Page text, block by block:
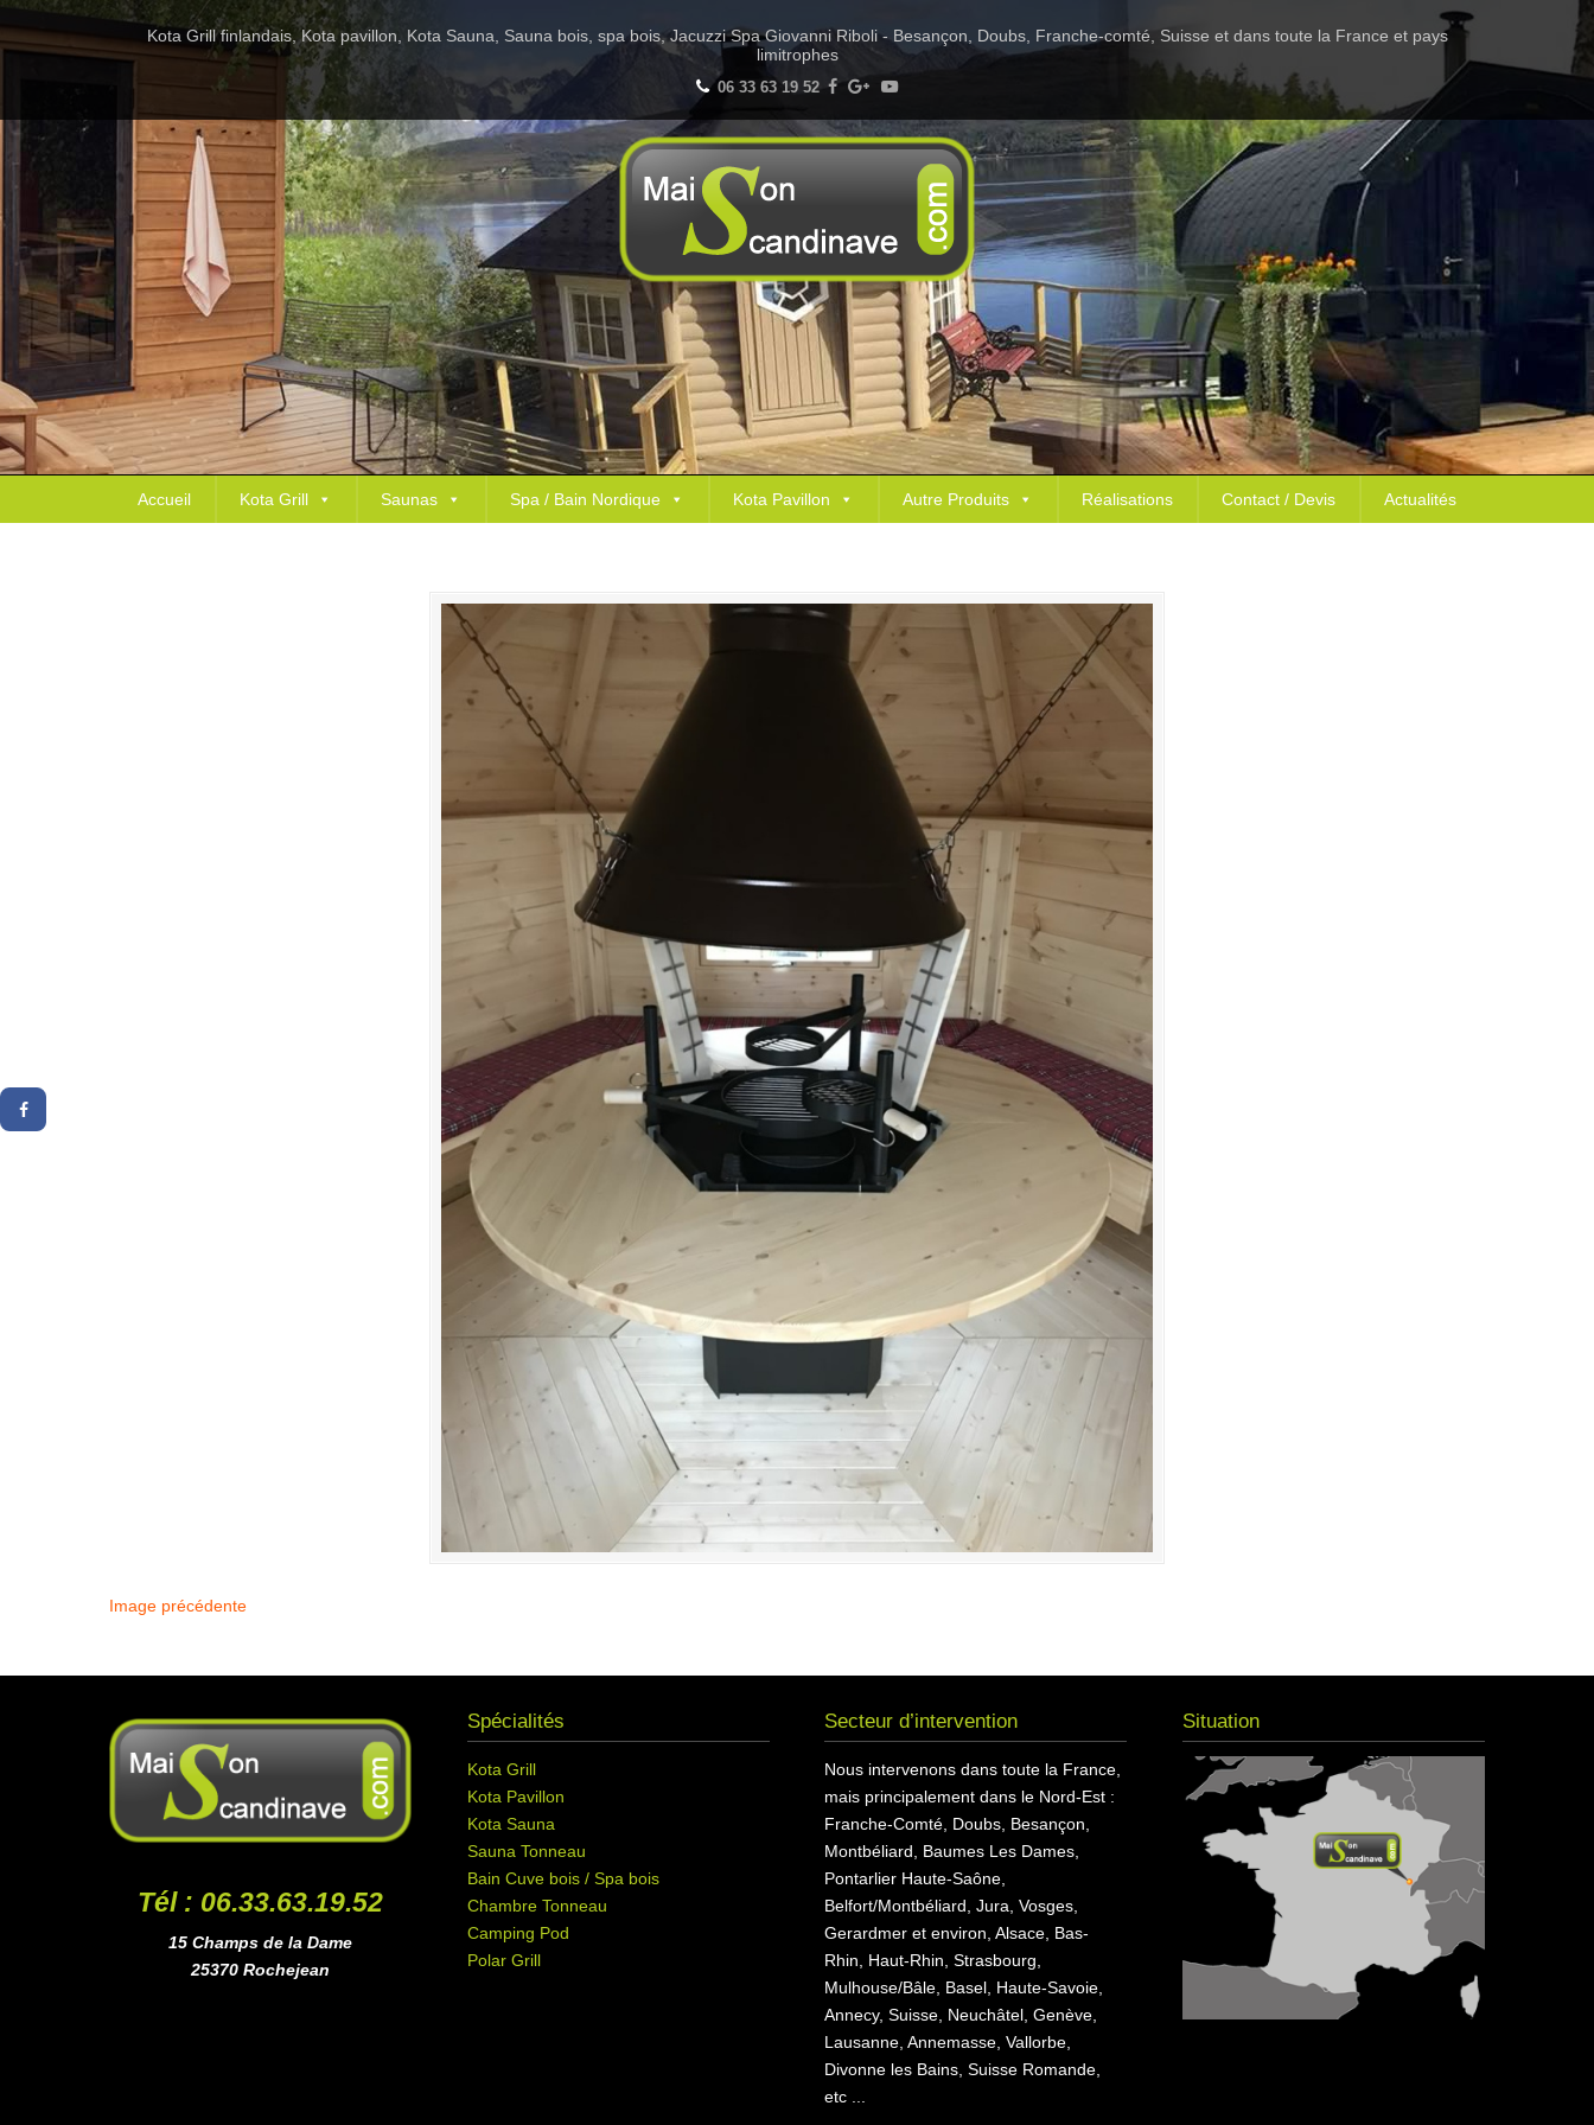
Kota Grill finlandais, Kota pavillon, Kota Sauna, Sauna bois, spa bois, Jacuzzi Spa Giovanni Riboli - Besançon, Doubs, Franche-comté, Suisse et dans toute la France et pays
limitrophes
06 33 63 19 52
Accueil Kota Grill Saunas Spa / Bain Nordique Kota Pavillon Autre Produits Réalisations Contact / Devis Actualités
Image précédente
Tél : 06.33.63.19.52
15 Champs de la Dame
25370 Rochejean
Spécialités
Kota Grill
Kota Pavillon
Kota Sauna
Sauna Tonneau
Bain Cuve bois / Spa bois
Chambre Tonneau
Camping Pod
Polar Grill
Secteur d’intervention
Nous intervenons dans toute la France,
mais principalement dans le Nord-Est :
Franche-Comté, Doubs, Besançon,
Montbéliard, Baumes Les Dames,
Pontarlier Haute-Saône,
Belfort/Montbéliard, Jura, Vosges,
Gerardmer et environ, Alsace, Bas-
Rhin, Haut-Rhin, Strasbourg,
Mulhouse/Bâle, Basel, Haute-Savoie,
Annecy, Suisse, Neuchâtel, Genève,
Lausanne, Annemasse, Vallorbe,
Divonne les Bains, Suisse Romande,
etc ...
Situation